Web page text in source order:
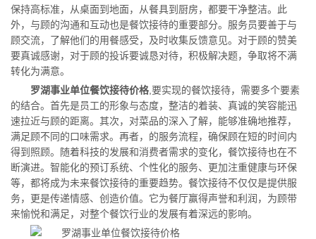
保持高标准，从桌面到地面，从餐具到厨房，都要干净整洁。此
外，与顾的沟通和互动也是餐饮接待的重要部分。服务员要善于与
顾交流，了解他们的用餐感受，及时收集反馈意见。对于顾的赞美
要真诚感谢，对于顾的投诉要诚恳对待，积极解决题，争取将不满
转化为满意。
罗湖事业单位餐饮接待价格 ,要实现的餐饮接待，需要多个要素
的结合。首先是员工的形象与态度，整洁的着装、真诚的笑容能迅
速拉近与顾的距离。其次，对菜品的深入了解，能够准确地推荐，
满足顾不同的口味需求。再者，的服务流程，确保顾在短的时间内
得到照顾。随着科技的发展和消费者需求的变化，餐饮接待也在不
断演进。智能化的预订系统、个性化的服务、更加注重健康与环保
等，都将成为未来餐饮接待的重要趋势。餐饮接待不仅仅是提供服
务，更是传递情感、创造价值。它为餐厅赢得声誉和利润，为顾带
来愉悦和满足，对整个餐饮行业的发展有着深远的影响。